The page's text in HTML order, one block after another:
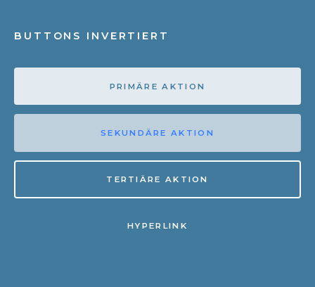
BUTTONS INVERTIERT
PRIMÄRE AKTION
SEKUNDÄRE AKTION
TERTIÄRE AKTION
HYPERLINK